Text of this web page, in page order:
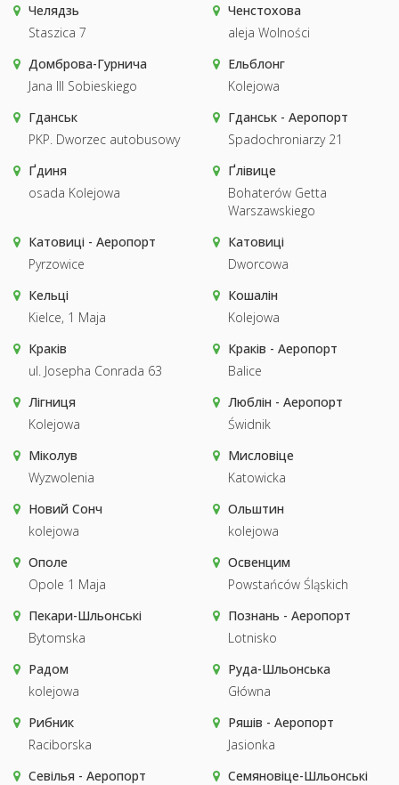
Челядзь
Staszica 7
Ченстохова
aleja Wolności
Домброва-Гурнича
Jana III Sobieskiego
Ельблонг
Kolejowa
Гданськ
PKP. Dworzec autobusowy
Гданськ - Аеропорт
Spadochroniarzy 21
Ґдиня
osada Kolejowa
Ґлівице
Bohaterów Getta
Warszawskiego
Катовиці - Аеропорт
Pyrzowice
Катовиці
Dworcowa
Кельці
Kielce, 1 Maja
Кошалін
Kolejowa
Краків
ul. Josepha Conrada 63
Краків - Аеропорт
Balice
Лігниця
Kolejowa
Люблін - Аеропорт
Świdnik
Міколув
Wyzwolenia
Мисловіце
Katowicka
Новий Сонч
kolejowa
Ольштин
kolejowa
Ополе
Opole 1 Maja
Освенцим
Powstańców Śląskich
Пекари-Шльонські
Bytomska
Познань - Аеропорт
Lotnisko
Радом
kolejowa
Руда-Шльонська
Główna
Рибник
Raciborska
Ряшів - Аеропорт
Jasionka
Севілья - Аеропорт
Семяновіце-Шльонські